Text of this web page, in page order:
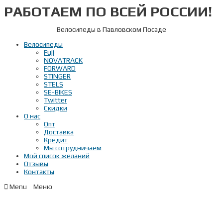
Перейти
кРАБОТАЕМ ПО ВСЕЙ РОССИИ!
Велосипеды в Павловском Посаде
Велосипеды
Fuji
NOVATRACK
FORWARD
STINGER
STELS
SE-BIKES
Twitter
Скидки
О нас
Опт
Доставка
Кредит
Мы сотрудничаем
Мой список желаний
Отзывы
Контакты
Menu